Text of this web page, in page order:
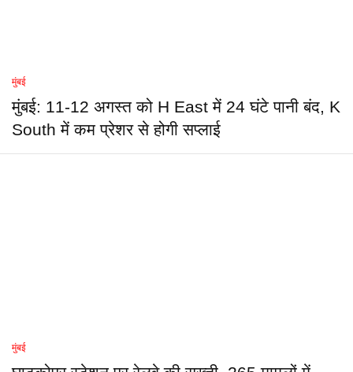
मुंबई
मुंबई: 11-12 अगस्त को H East में 24 घंटे पानी बंद, K
South में कम प्रेशर से होगी सप्लाई
मुंबई